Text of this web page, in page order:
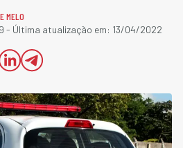
MELO
- Última atualização em: 13/04/2022